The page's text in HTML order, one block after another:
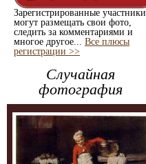
Зарегистрированные участники
могут размещать свои фото,
следить за комментариями и
многое другое... Все плюсы
регистрации >>
Случайная
фотография